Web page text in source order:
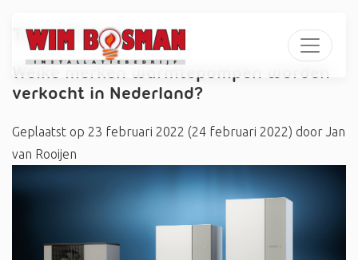
Tag:#Vasco
Welke merken warmtepompen worden
verkocht in Nederland?
Geplaatst op 23 februari 2022 (24 februari 2022) door Jan
van Rooijen